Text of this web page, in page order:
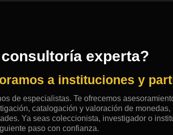
experta?
a instituciones y
de especialistas. Te ofrecemos
catalogación y valoración de monedas,
Ya seas coleccionista, investigador o
paso con confianza.